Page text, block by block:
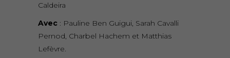
Caldeira
Avec : Pauline Ben Guigui, Sarah Cavalli
Pernod, Charbel Hachem et Matthias
Lefèvre.